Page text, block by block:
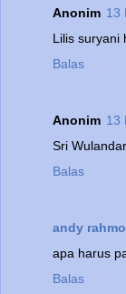
Anonim 13
Lilis suryani
Balas
Anonim 13
Sri
Balas
andy
apa harus
Balas